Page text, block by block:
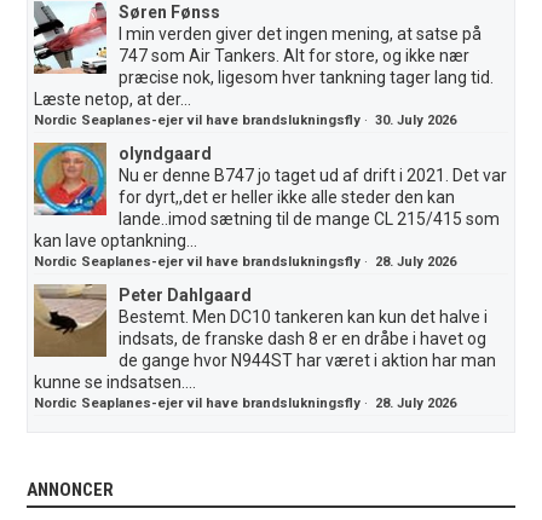
Søren Fønss
I min verden giver det ingen mening, at satse på
747 som Air Tankers. Alt for store, og ikke nær
præcise nok, ligesom hver tankning tager lang tid.
Læste netop, at der...
Nordic Seaplanes-ejer vil have brandslukningsfly ·30. July 2026
olyndgaard
Nu er denne B747 jo taget ud af drift i 2021. Det var
for dyrt,,det er heller ikke alle steder den kan
lande..imod sætning til de mange CL 215/415 som
kan lave optankning...
Nordic Seaplanes-ejer vil have brandslukningsfly · 28. July 2026
Peter Dahlgaard
Bestemt. Men DC10 tankeren kan kun det halve i
indsats, de franske dash 8 er en dråbe i havet og
de gange hvor N944ST har været i aktion har man
kunne se indsatsen....
Nordic Seaplanes-ejer vil have brandslukningsfly · 28. July 2026
ANNONCER